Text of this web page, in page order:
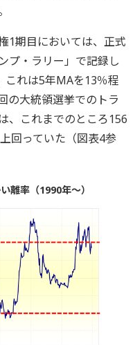
1期目においては、正式
プ・ラリー」で記録し
これは5年MAを13％程
の大統領選挙でのトラ
、これまでのところ156
回っていた（図表4参
離率（1990年～）